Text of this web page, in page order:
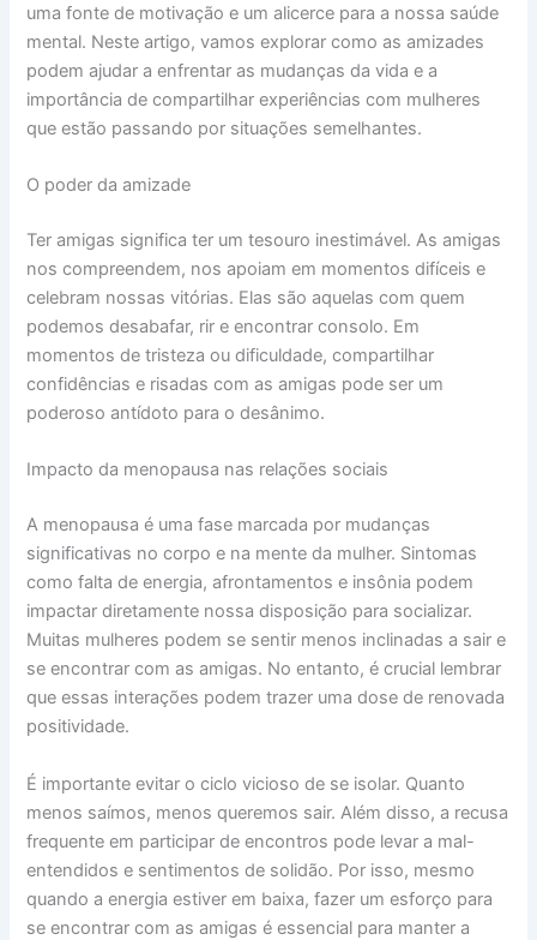
uma fonte de motivação e um alicerce para a nossa saúde
mental. Neste artigo, vamos explorar como as amizades
podem ajudar a enfrentar as mudanças da vida e a
importância de compartilhar experiências com mulheres
que estão passando por situações semelhantes.
O poder da amizade
Ter amigas significa ter um tesouro inestimável. As amigas
nos compreendem, nos apoiam em momentos difíceis e
celebram nossas vitórias. Elas são aquelas com quem
podemos desabafar, rir e encontrar consolo. Em
momentos de tristeza ou dificuldade, compartilhar
confidências e risadas com as amigas pode ser um
poderoso antídoto para o desânimo.
Impacto da menopausa nas relações sociais
A menopausa é uma fase marcada por mudanças
significativas no corpo e na mente da mulher. Sintomas
como falta de energia, afrontamentos e insônia podem
impactar diretamente nossa disposição para socializar.
Muitas mulheres podem se sentir menos inclinadas a sair e
se encontrar com as amigas. No entanto, é crucial lembrar
que essas interações podem trazer uma dose de renovada
positividade.
É importante evitar o ciclo vicioso de se isolar. Quanto
menos saímos, menos queremos sair. Além disso, a recusa
frequente em participar de encontros pode levar a mal-
entendidos e sentimentos de solidão. Por isso, mesmo
quando a energia estiver em baixa, fazer um esforço para
se encontrar com as amigas é essencial para manter a